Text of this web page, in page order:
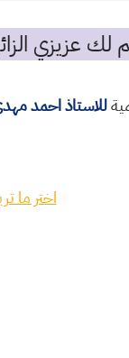
لك عزيزي
للاستاذ احمد
اختر ما